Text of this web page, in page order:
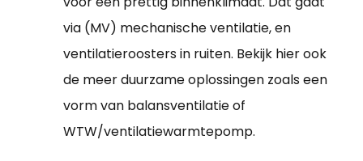
via (MV) mechanische ventilatie, en
ventilatieroosters in ruiten. Bekijk hier ook
de meer duurzame oplossingen zoals een
vorm van balansventilatie of
WTW/ventilatiewarmtepomp.